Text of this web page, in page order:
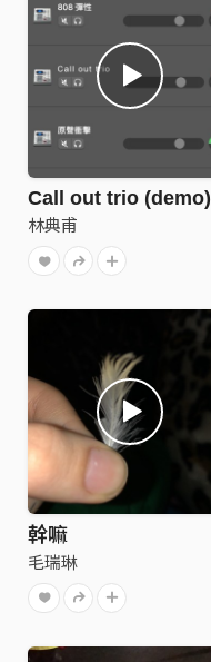
Call out trio (demo)
林典甫
幹嘛
毛瑞琳